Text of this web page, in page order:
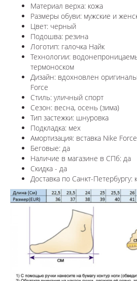
Материал верха: кожа
Размеры обуви: мужские и
Цвет: черный
Подошва: резина
Логотип: галочка Найк
Технологии:
термоноском
Дизайн: вдохновлен
Force
Стиль: уличный спорт
Сезон: весна, осень (зима)
Тип застежки: шнуровка
Подкладка: мех
Амортизация: вставка Nike Force
Беговые: да
Наличие в магазине в СПб: да
Скидка - да
Доставка по Санкт-